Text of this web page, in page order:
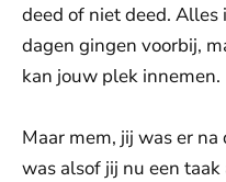
deed of niet deed. Alles
dagen gingen voorbij,
kan jouw plek innemen.
Maar mem, jij was er
was alsof jij nu een